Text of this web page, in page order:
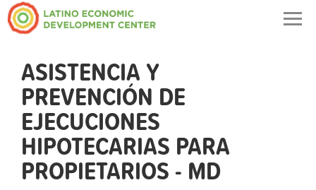
ASISTENCIA Y
PREVENCIÓN DE
EJECUCIONES
HIPOTECARIAS PARA
PROPIETARIOS - MD